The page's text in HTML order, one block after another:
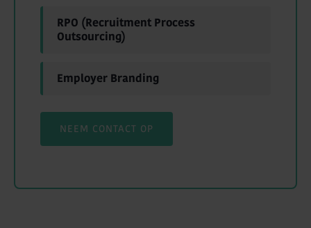
RPO (Recruitment Process
Outsourcing)
Employer Branding
NEEM CONTACT OP